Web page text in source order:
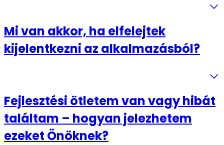
Mi van akkor, ha elfelejtek
kijelentkezni az alkalmazásból?
Fejlesztési ötletem van vagy hibát
találtam – hogyan jelezhetem
ezeket Önöknek?